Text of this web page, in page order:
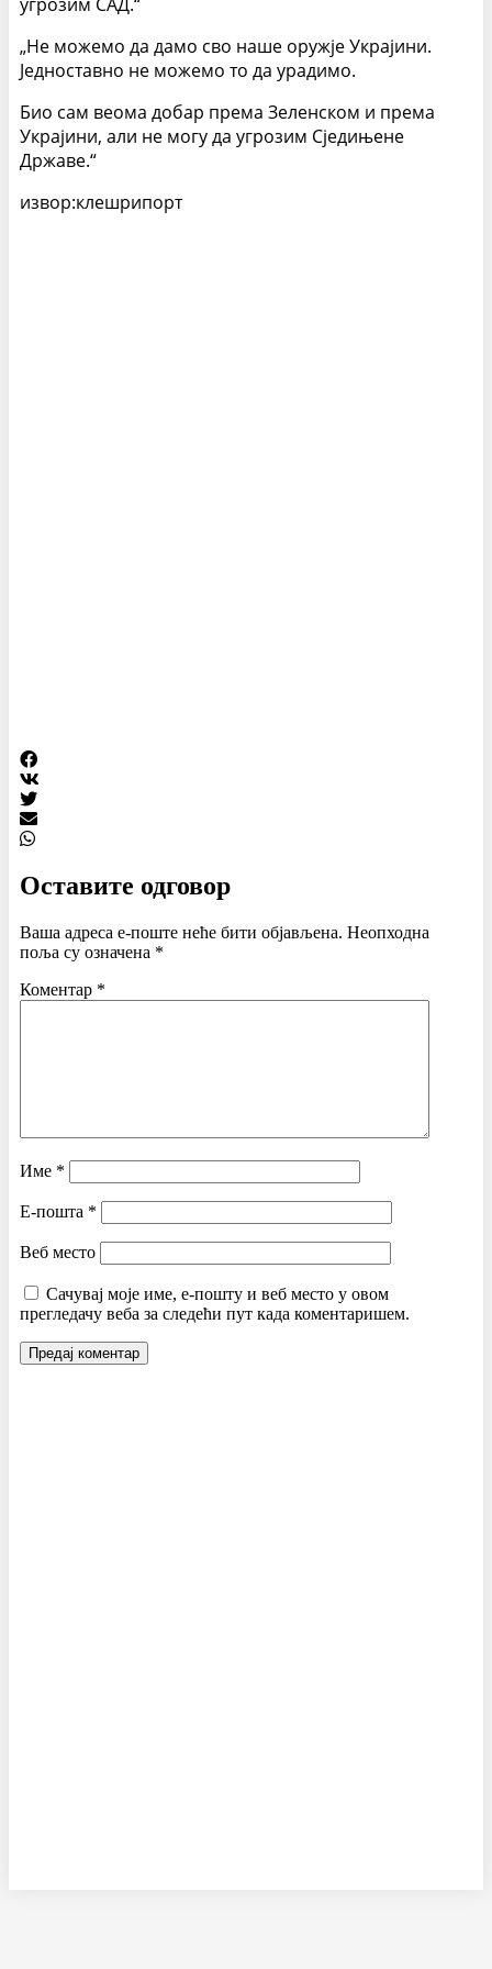
„Не можемо да дамо сво наше оружје Украјини.
Једноставно не можемо то да урадимо.
Био сам веома добар према Зеленском и према
Украјини, али не могу да угрозим Сједињене
Државе.“
извор:клешрипорт
Оставите одговор
Ваша адреса е-поште неће бити објављена. Неопходна
поља су означена *
Коментар *
Име *
Е-пошта *
Веб место
Сачувај моје име, е-пошту и веб место у овом
прегледачу веба за следећи пут када коментаришем.